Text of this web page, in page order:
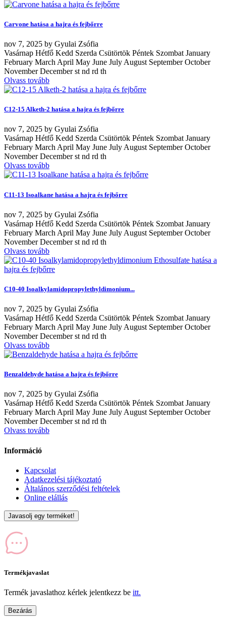
Carvone hatása a hajra és fejbőrre
nov 7, 2025 by Gyulai Zsófia
Vasárnap Hétfő Kedd Szerda Csütörtök Péntek Szombat January
February March April May June July August September October
November December st nd rd th
Olvass tovább
C12-15 Alketh-2 hatása a hajra és fejbőrre
nov 7, 2025 by Gyulai Zsófia
Vasárnap Hétfő Kedd Szerda Csütörtök Péntek Szombat January
February March April May June July August September October
November December st nd rd th
Olvass tovább
C11-13 Isoalkane hatása a hajra és fejbőrre
nov 7, 2025 by Gyulai Zsófia
Vasárnap Hétfő Kedd Szerda Csütörtök Péntek Szombat January
February March April May June July August September October
November December st nd rd th
Olvass tovább
C10-40 Isoalkylamidopropylethyldimonium...
nov 7, 2025 by Gyulai Zsófia
Vasárnap Hétfő Kedd Szerda Csütörtök Péntek Szombat January
February March April May June July August September October
November December st nd rd th
Olvass tovább
Benzaldehyde hatása a hajra és fejbőrre
nov 7, 2025 by Gyulai Zsófia
Vasárnap Hétfő Kedd Szerda Csütörtök Péntek Szombat January
February March April May June July August September October
November December st nd rd th
Olvass tovább
Információ
Kapcsolat
Adatkezelési tájékoztató
Általános szerződési feltételek
Online elállás
Javasolj egy terméket!
Termékjavaslat
Termék javaslathoz kérlek jelentkezz be itt.
Bezárás